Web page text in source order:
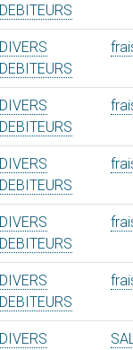
DEBITEURS
DIVERS
DEBITEURS
DIVERS
DEBITEURS
DIVERS
DEBITEURS
DIVERS
DEBITEURS
DIVERS
DEBITEURS
DIVERS